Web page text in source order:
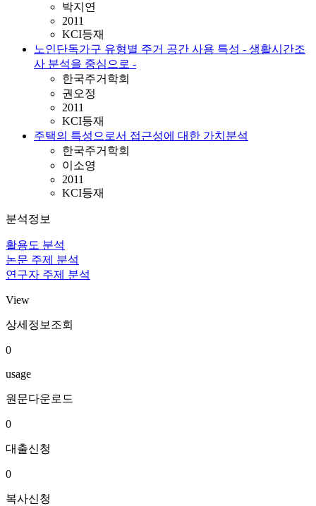
박지연
2011
KCI등재
노인단독가구 유형별 주거 공간 사용 특성 - 생활시간조
사 분석을 중심으로 -
한국주거학회
권오정
2011
KCI등재
주택의 특성으로서 접근성에 대한 가치분석
한국주거학회
이소영
2011
KCI등재
분석정보
활용도 분석
논문 주제 분석
연구자 주제 분석
View
상세정보조회
0
usage
원문다운로드
0
대출신청
0
복사신청